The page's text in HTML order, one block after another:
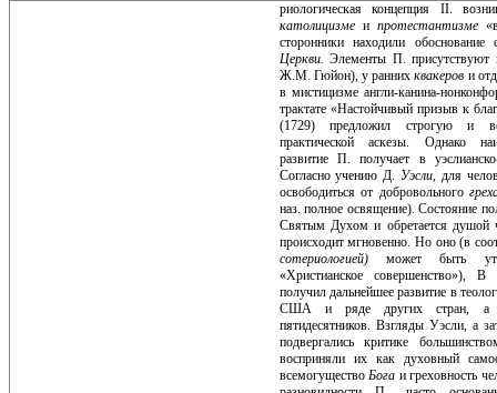
риологическая концепция II.
католицизме и протестантизме
сторонники находили
Церкви.Элементы П.
Ж.М. Гюйон), у раннихквакеров и
в мистицизме англи-канина-
трактате «Настойчивый призыв к
(1729) предложил строгую и
практической аскезы. Однако
развитие П. получает в
Согласно учению Д. Уэсли, для
освободиться от добровольного
наз. полное освящение). Состояние
Святым Ду­хом и обретается душой
про­исходит мгновенно. Но оно (в
сотериологией) может быть
«Христианское совершенство»),
получил дальнейшее развитие в
США и ряде других стран, а
пятидесятников. Взгляды Уэсли, а
подвергались критике
восприняли их как духов­ный
всемогуществоБога и греховность